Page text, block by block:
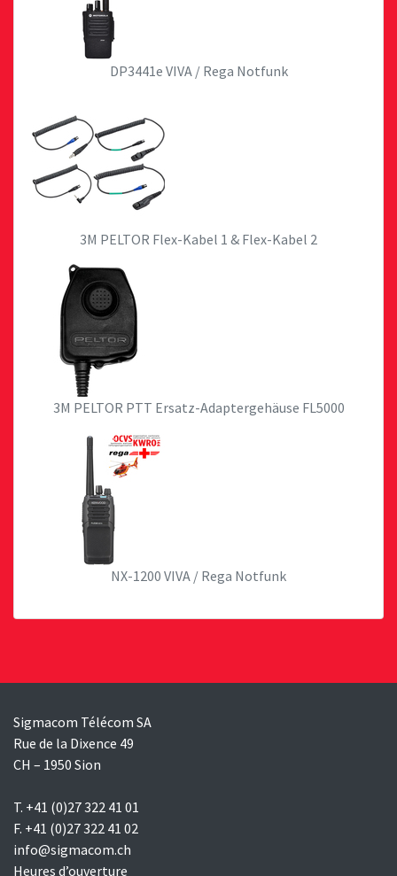
DP3441e VIVA / Rega Notfunk
3M PELTOR Flex-Kabel 1 & Flex-Kabel 2
3M PELTOR PTT Ersatz-Adaptergehäuse FL5000
NX-1200 VIVA / Rega Notfunk
Sigmacom Télécom SA
Rue de la Dixence 49
CH – 1950 Sion
T. +41 (0)27 322 41 01
F. +41 (0)27 322 41 02
info@sigmacom.ch
Heures d’ouverture